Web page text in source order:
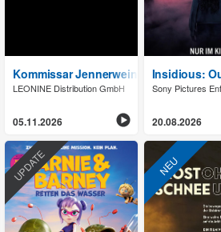
Kommissar Jennerwein - Hochsaison
LEONINE Distribution GmbH
05.11.2026
Insidious:
Sony Pictures
20.08.2026
UPDATE NEU